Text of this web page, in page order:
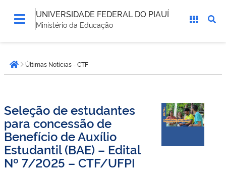
UNIVERSIDADE FEDERAL DO PIAUÍ
Ministério da Educação
está
aqui:Página inicial
Últimas Notícias - CTF
Seleção de estudantes
para concessão de
Benefício de Auxílio
Estudantil (BAE) – Edital
Nº 7/2025 – CTF/UFPI